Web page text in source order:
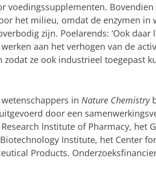
voedingssupplementen.
het milieu, omdat de enzymen in
zijn. Poelarends: ‘Ook daar
aan het verhogen van de
ze ook industrieel toegepast
in Nature Chemistry
door een
Institute of Pharmacy, het
Institute, het Center
Products.